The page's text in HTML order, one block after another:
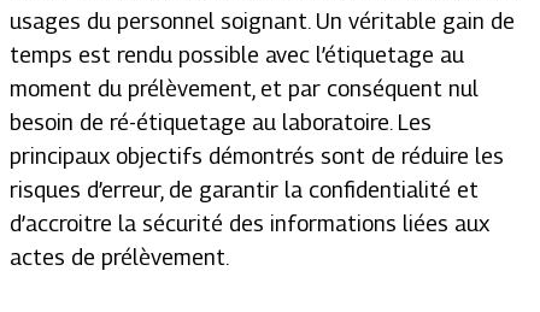
usages du personnel soignant. Un véritable gain de
temps est rendu possible avec l’étiquetage au
moment du prélèvement, et par conséquent nul
besoin de ré-étiquetage au laboratoire. Les
principaux objectifs démontrés sont de réduire les
risques d’erreur, de garantir la confidentialité et
d’accroitre la sécurité des informations liées aux
actes de prélèvement.